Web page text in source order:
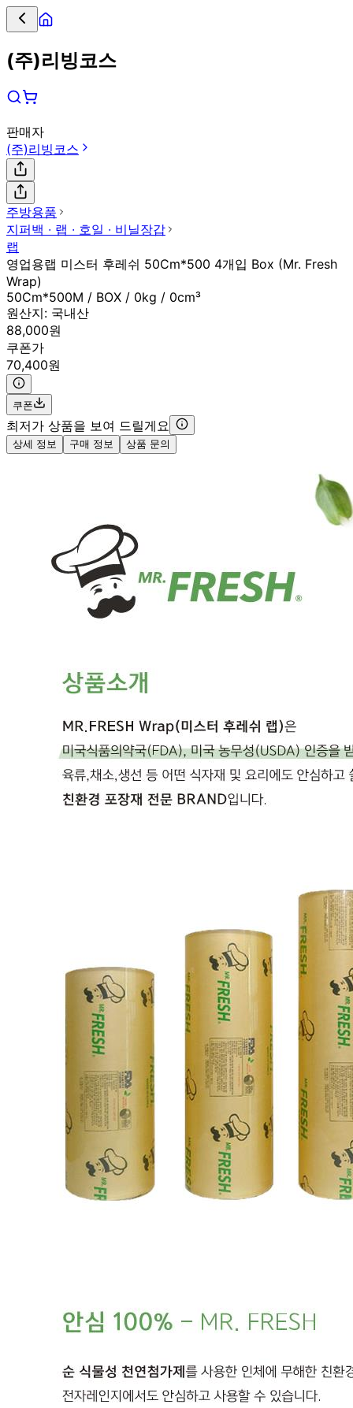
(주)리빙코스
판매자
(주)리빙코스
주방용품
지퍼백 ∙ 랩 ∙ 호일 ∙ 비닐장갑
랩
영업용랩 미스터 후레쉬 50Cm*500 4개입 Box (Mr. Fresh
Wrap)
50Cm*500M / BOX / 0kg / 0cm³
원산지: 국내산
88,000원
쿠폰가
70,400원
쿠폰
최저가 상품을 보여 드릴게요
상세 정보 구매 정보 상품 문의